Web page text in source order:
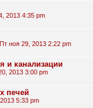
2013 4:35 pm
Пт ноя 29, 2013 2:22 pm
и канализации
2013 3:00 pm
печей
5:33 pm